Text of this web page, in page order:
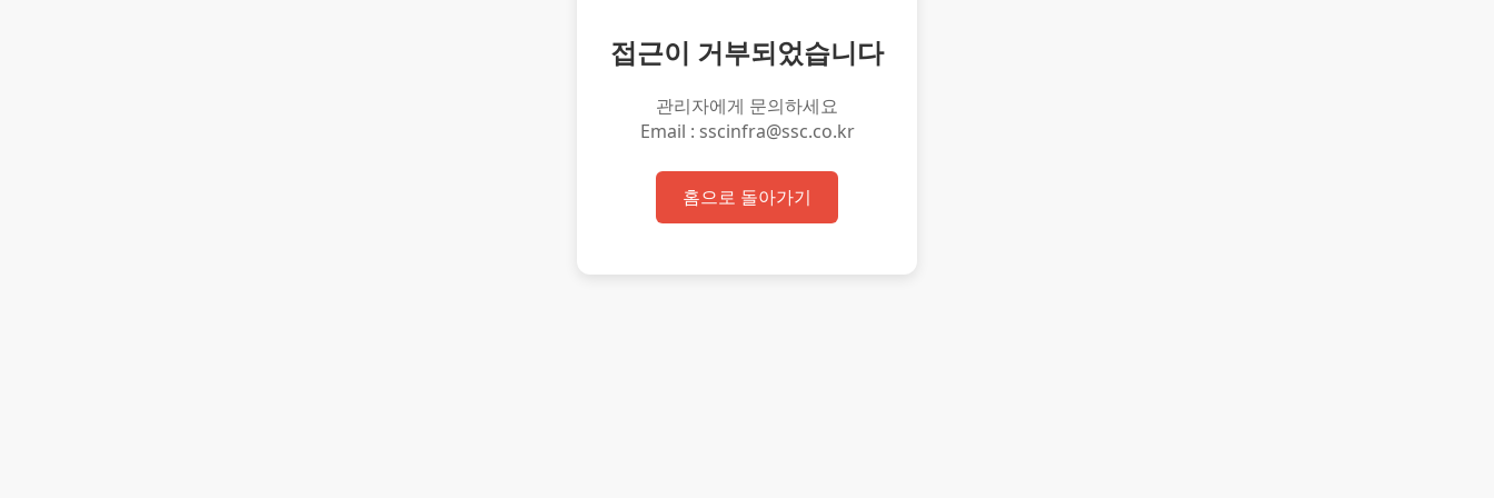
접근이 거부되었습니다
관리자에게 문의하세요
Email : sscinfra@ssc.co.kr
홈으로 돌아가기